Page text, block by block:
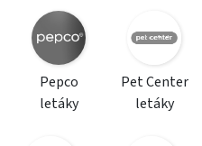
Pepco
letáky
Pet Center
letáky